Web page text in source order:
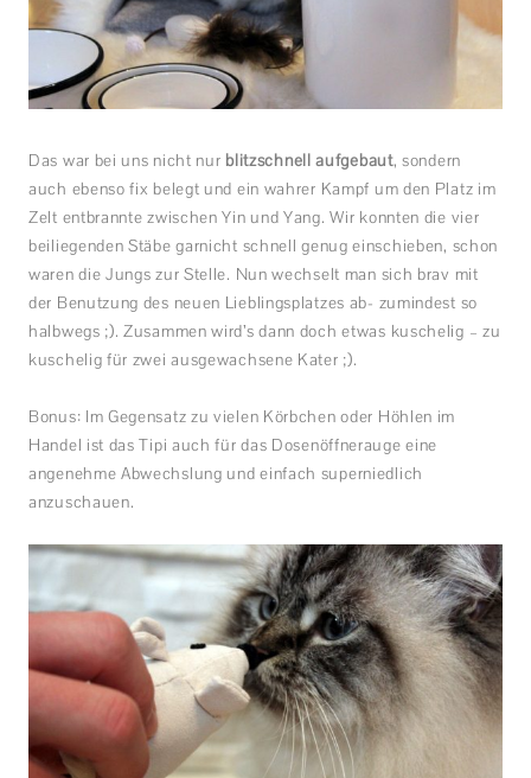
Das war bei uns nicht nur blitzschnell aufgebaut, sondern
auch ebenso fix belegt und ein wahrer Kampf um den Platz im
Zelt entbrannte zwischen Yin und Yang. Wir konnten die vier
beiliegenden Stäbe garnicht schnell genug einschieben, schon
waren die Jungs zur Stelle. Nun wechselt man sich brav mit
der Benutzung des neuen Lieblingsplatzes ab- zumindest so
halbwegs ;). Zusammen wird’s dann doch etwas kuschelig – zu
kuschelig für zwei ausgewachsene Kater ;).
Bonus: Im Gegensatz zu vielen Körbchen oder Höhlen im
Handel ist das Tipi auch für das Dosenöffnerauge eine
angenehme Abwechslung und einfach superniedlich
anzuschauen.